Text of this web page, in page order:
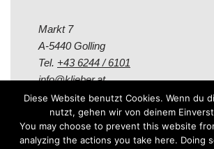
Markt 7
A-5440 Golling
Tel. +43 6244 / 6101
info@klieber.at
Öffungszeiten
Diese Website benutzt Cookies. Wenn du
nutzt, gehen wir von deinem
You may choose to prevent this website
analyzing the actions you take here. Doing